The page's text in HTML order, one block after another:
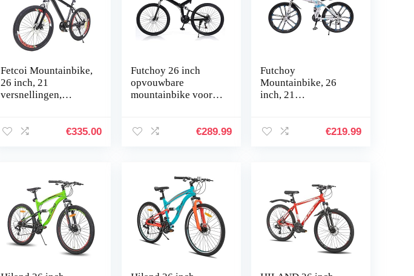
Fetcoi Mountainbike,
26 inch, 21
versnellingen,
trekkingfiets, fiets,
€335.00
Futchoy 26 inch
opvouwbare
mountainbike voor
met dubbele
€289.99
Futchoy
Mountainbike, 26
inch, 21
fiets, met geveerde
€219.99